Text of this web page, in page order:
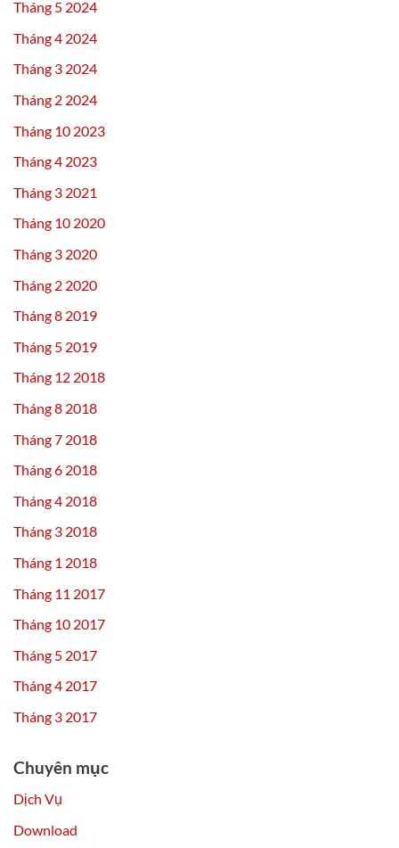
Tháng 5 2024
Tháng 4 2024
Tháng 3 2024
Tháng 2 2024
Tháng 10 2023
Tháng 4 2023
Tháng 3 2021
Tháng 10 2020
Tháng 3 2020
Tháng 2 2020
Tháng 8 2019
Tháng 5 2019
Tháng 12 2018
Tháng 8 2018
Tháng 7 2018
Tháng 6 2018
Tháng 4 2018
Tháng 3 2018
Tháng 1 2018
Tháng 11 2017
Tháng 10 2017
Tháng 5 2017
Tháng 4 2017
Tháng 3 2017
Chuyên mục
Dịch Vụ
Download